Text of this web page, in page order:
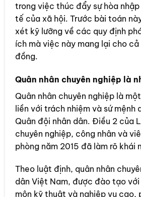
trong việc thúc đẩy sự hòa
tế của xã hội. Trước bài toán
xét kỹ lưỡng về các quy định
ích mà việc này mang lại cho
đồng.
Quân nhân chuyên nghiệp là
Quân nhân chuyên nghiệp là
liền với trách nhiệm và sứ mệnh
Quân đội nhân dân. Điều 2 của
chuyên nghiệp, công nhân và
phòng năm 2015 đã làm rõ khái
Theo luật định, quân nhân
dân Việt Nam, được đào tạo
môn kỹ thuật và nghiệp vụ cao,